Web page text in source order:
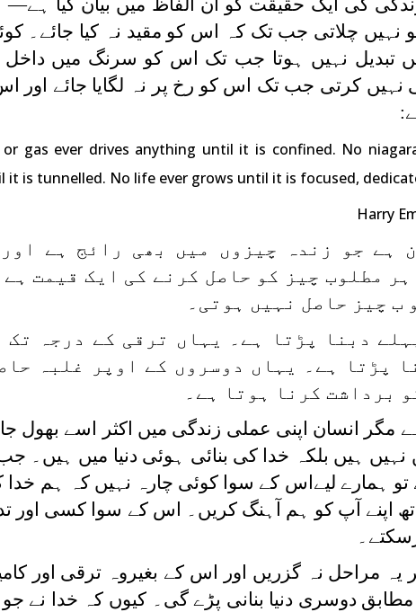
کی ایک حقیقت کو ان الفاظ میں بیان کیا ہے—
چلاتی جب تک کہ اس کو مقید نہ کیا جائے۔
نہیں ہوتا جب تک اس کو سرنگ میں داخل
کرتی جب تک اس کو رخ پر نہ لگایا جائے اور
or gas ever drives anything until it is confined. No
it is tunnelled. No life ever grows until it is focused,
Harry
ہے جو زندہ چیزوں میں بھی رائج ہے
مطلوب چیز کو حاصل کرنے کی ایک قیمت ہے
ب چیز حاصل نہیں ہوتی۔
دبنا پڑتا ہے۔ یہاں ترقی کے درجہ تک
پڑتا ہے۔ یہاں دوسروں کے اوپر غلبہ
برداشت کرنا ہوتا ہے۔
انسان اپنی عملی زندگی میں اکثر اسے بھول
نہیں ہیں بلکہ خدا کی بنائی ہوئی دنیا میں
تو ہمارے لیےاس کے سوا کوئی چارہ نہیں کہ ہم خدا
اپنے آپ کو ہم آہنگ کریں۔ اس کے سوا کسی اور
مراحل نہ گزریں اور اس کے بغیروہ ترقی اور
دوسری دنیا بنانی پڑے گی۔ کیوں کہ خدا نے جو